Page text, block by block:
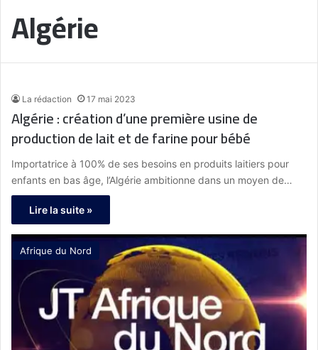
Algérie
La rédaction 17 mai 2023
Algérie : création d’une première usine de
production de lait et de farine pour bébé
Importatrice à 100% de ses besoins en produits laitiers pour
enfants en bas âge, l’Algérie ambitionne dans un moyen de…
Lire la suite »
Afrique du Nord